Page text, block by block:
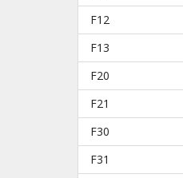
F12
F13
F20
F21
F30
F31